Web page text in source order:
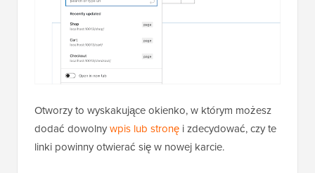
Otworzy to wyskakujące okienko, w którym możesz
dodać dowolnywpis lub stronę i zdecydować, czy te
linki powinny otwierać się w nowej karcie.